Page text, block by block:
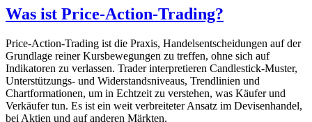
Was ist Price-Action-Trading?
Price-Action-Trading ist die Praxis, Handelsentscheidungen auf der
Grundlage reiner Kursbewegungen zu treffen, ohne sich auf
Indikatoren zu verlassen. Trader interpretieren Candlestick-Muster,
Unterstützungs- und Widerstandsniveaus, Trendlinien und
Chartformationen, um in Echtzeit zu verstehen, was Käufer und
Verkäufer tun. Es ist ein weit verbreiteter Ansatz im Devisenhandel,
bei Aktien und auf anderen Märkten.